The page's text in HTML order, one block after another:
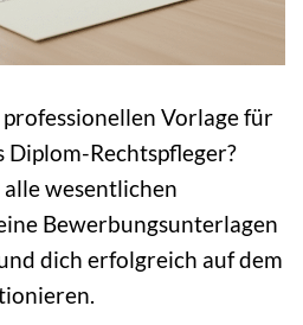
Vorlage für
Diplom-Rechtspfleger?
wesentlichen
Bewerbungsunterlagen
dich erfolgreich auf dem